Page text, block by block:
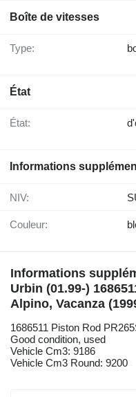
Boîte de vitesses
Type:
État
État:
Informations
NIV:
Couleur:
Informations
Urbin (01.99-)
Alpino, Vacanza
1686511 Piston Rod
Good condition, used
Vehicle Cm3: 9186
Vehicle Cm3 Round: 9200